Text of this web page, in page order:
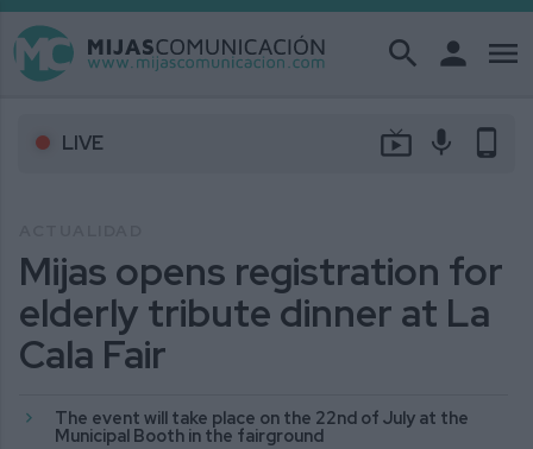
search person menu
LIVE live_tv mic phone_android
Mijas opens registration for
elderly tribute dinner at La
Cala Fair
The event will take place on the 22nd of July at the
Municipal Booth in the fairground